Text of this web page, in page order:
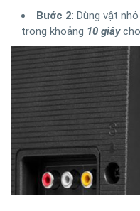
Bước 2: Dùng vật
trong khoảng 10 giâycho